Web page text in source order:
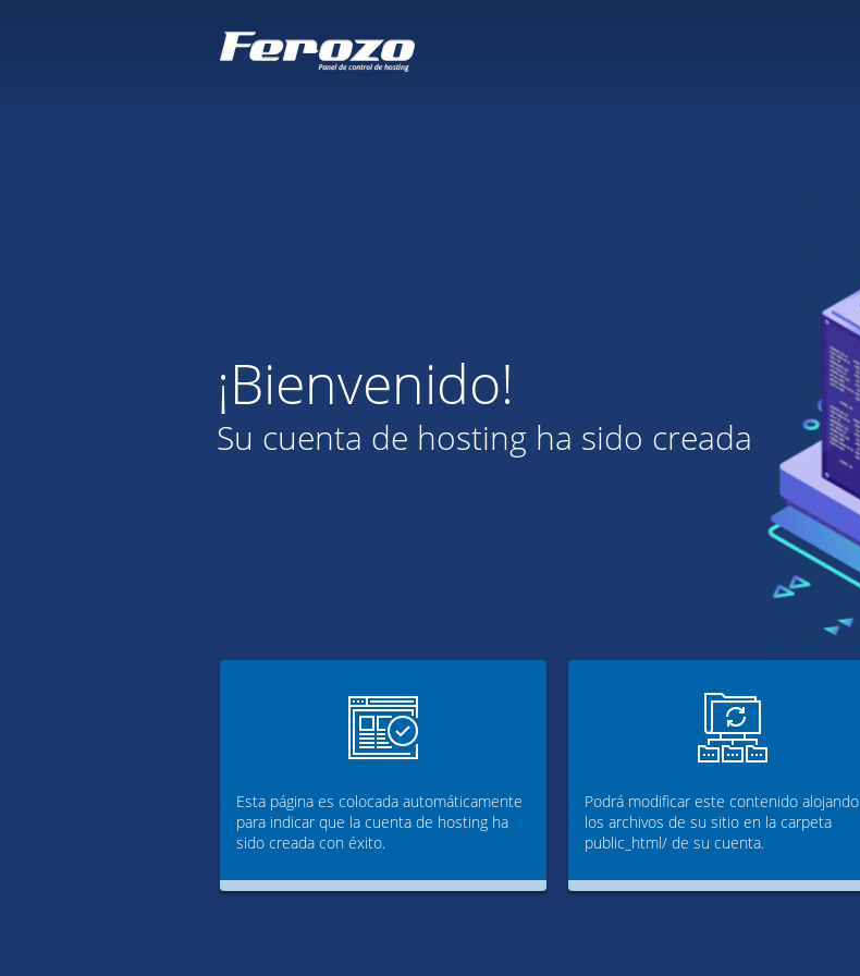
¡Bienvenido!
Su cuenta de hosting ha sido creada
Esta página es colocada automáticamente
para indicar que la cuenta de hosting ha
sido creada con éxito.
Podrá modificar este contenido alojando
los archivos de su sitio en la carpeta
public_html/ de su cuenta.